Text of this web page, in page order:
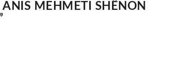
MEHMETI SHËNON